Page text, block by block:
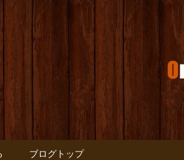
ンジコ
のお知らせ
ブログトップ